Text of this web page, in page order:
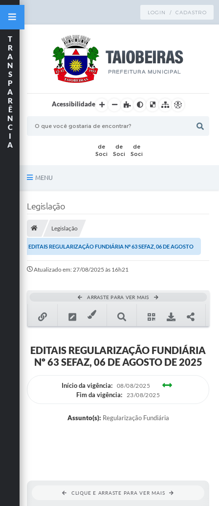
LOGIN / CADASTRO
Acessibilidade
MENU
Publicações
A Prefeitura
Ouvidoria
Legislação
T
R
A
N
S
P
A
R
Ê
N
C
I
A
Legislação
Legislação
EDITAIS REGULARIZAÇÃO FUNDIÁRIA Nº 63 SEFAZ, 06 DE AGOSTO
Atualizado em: 27/08/2025 às 16h21
ARRASTE PARA VER MAIS
EDITAIS REGULARIZAÇÃO FUNDIÁRIA
Nº 63 SEFAZ, 06 DE AGOSTO DE 2025
Início da vigência: 08/08/2025
Fim da vigência: 23/08/2025
Assunto(s): Regularização Fundiária
CLIQUE E ARRASTE PARA VER MAIS